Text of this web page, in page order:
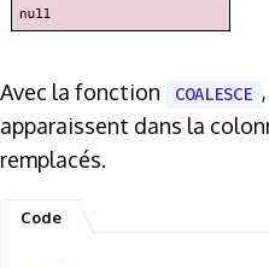
Avec la fonction COALESCE
apparaissent dans la
remplacés.